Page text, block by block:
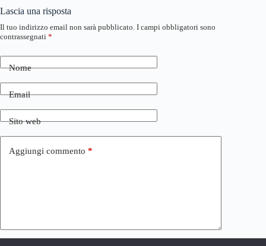
Lascia una risposta
Il tuo indirizzo email non sarà pubblicato. I campi obbligatori sono
contrassegnati *
Nome
Email
Sito web
Aggiungi commento *